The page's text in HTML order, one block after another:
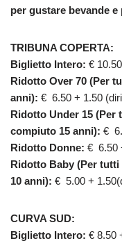
per gustare bevande
TRIBUNA COPERTA:
Biglietto Intero: €
Ridotto Over 70 (Per
anni): € 6.50 + 1.50
Ridotto Under 15 (Per
compiuto 15 anni): €
Ridotto Donne: € 6.50
Ridotto Baby (Per
10 anni): € 5.00 +
CURVA SUD:
Biglietto Intero: € 8.50